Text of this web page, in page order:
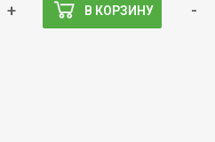
+ В КОРЗИНУ -